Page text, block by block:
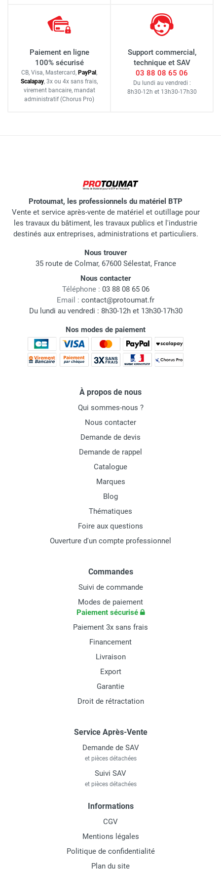
Paiement en ligne
100% sécurisé
CB, Visa, Mastercard, PayPal,
Scalapay, 3x ou 4x sans frais,
virement bancaire, mandat
administratif (Chorus Pro)
Support commercial,
technique et SAV
03 88 08 65 06
Du lundi au vendredi :
8h30-12h et 13h30-17h30
Protoumat, les professionnels du matériel BTP
Vente et service après-vente de matériel et outillage pour
les travaux du bâtiment, les travaux publics et l'industrie
destinés aux entreprises, administrations et particuliers.
Nous trouver
35 route de Colmar, 67600 Sélestat, France
Nous contacter
Téléphone : 03 88 08 65 06
Email : contact@protoumat.fr
Du lundi au vendredi : 8h30-12h et 13h30-17h30
Nos modes de paiement
À propos de nous
Qui sommes-nous ?
Nous contacter
Demande de devis
Demande de rappel
Catalogue
Marques
Blog
Thématiques
Foire aux questions
Ouverture d'un compte professionnel
Commandes
Suivi de commande
Modes de paiement
Paiement sécurisé
Paiement 3x sans frais
Financement
Livraison
Export
Garantie
Droit de rétractation
Service Après-Vente
Demande de SAV
et pièces détachées
Suivi SAV
et pièces détachées
Informations
CGV
Mentions légales
Politique de confidentialité
Plan du site